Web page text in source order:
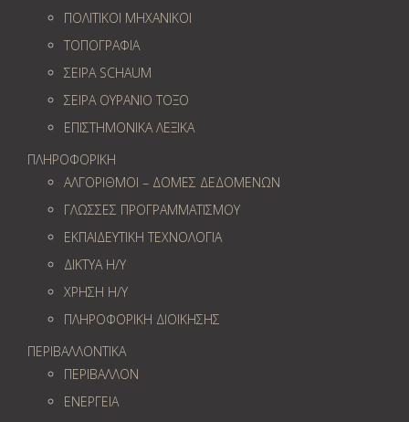
ΠΟΛΙΤΙΚΟΙ ΜΗΧΑΝΙΚΟΙ
ΤΟΠΟΓΡΑΦΙΑ
ΣΕΙΡΑ SCHAUM
ΣΕΙΡΑ ΟΥΡΑΝΙΟ ΤΟΞΟ
ΕΠΙΣΤΗΜΟΝΙΚΑ ΛΕΞΙΚΑ
ΠΛΗΡΟΦΟΡΙΚΗ
ΑΛΓΟΡΙΘΜΟΙ – ΔΟΜΕΣ ΔΕΔΟΜΕΝΩΝ
ΓΛΩΣΣΕΣ ΠΡΟΓΡΑΜΜΑΤΙΣΜΟΥ
ΕΚΠΑΙΔΕΥΤΙΚΗ ΤΕΧΝΟΛΟΓΙΑ
ΔΙΚΤΥΑ Η/Υ
ΧΡΗΣΗ Η/Υ
ΠΛΗΡΟΦΟΡΙΚΗ ΔΙΟΙΚΗΣΗΣ
ΠΕΡΙΒΑΛΛΟΝΤΙΚΑ
ΠΕΡΙΒΑΛΛΟΝ
ΕΝΕΡΓΕΙΑ